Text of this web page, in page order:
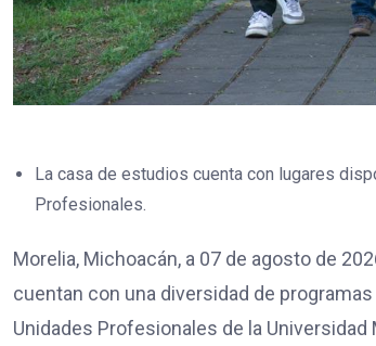
La casa de estudios cuenta con lugares
Profesionales.
Morelia, Michoacán, a 07 de agosto de
cuentan con una diversidad de
Unidades Profesionales de la